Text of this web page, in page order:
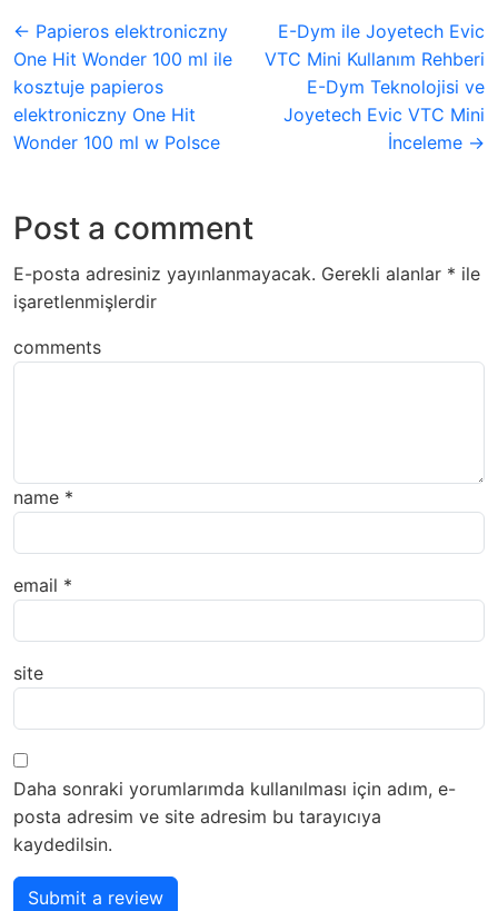
← Papieros elektroniczny
One Hit Wonder 100 ml ile
kosztuje papieros
elektroniczny One Hit
Wonder 100 ml w Polsce
E-Dym ile Joyetech Evic
VTC Mini Kullanım Rehberi
E-Dym Teknolojisi ve
Joyetech Evic VTC Mini
İnceleme →
Post a comment
E-posta adresiniz yayınlanmayacak. Gerekli alanlar * ile
işaretlenmişlerdir
comments
name *
email *
site
Daha sonraki yorumlarımda kullanılması için adım, e-
posta adresim ve site adresim bu tarayıcıya
kaydedilsin.
Submit a review